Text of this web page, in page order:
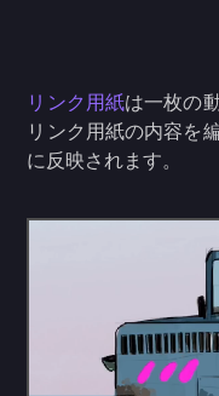
リンク用紙は一枚の
リンク用紙の内容を
に反映されます。